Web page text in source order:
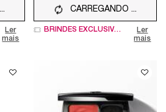
Ler
mais
CARREGANDO ...
BRINDES EXCLUSIVOS
Ler
mais